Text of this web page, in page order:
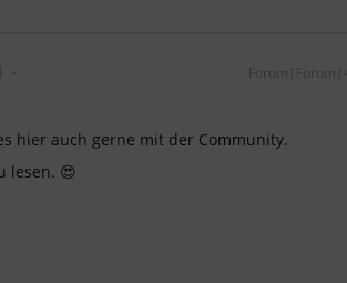
hier auch gerne mit der Community.
lesen. 😍